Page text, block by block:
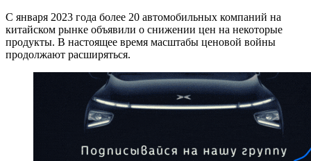
С января 2023 года более 20 автомобильных компаний на
китайском рынке объявили о снижении цен на некоторые
продукты. В настоящее время масштабы ценовой войны
продолжают расширяться.